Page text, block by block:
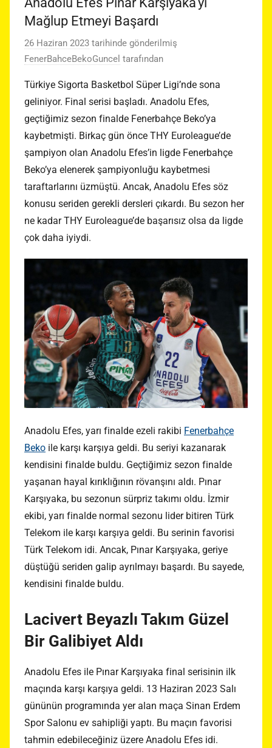
Mağlup Etmeyi Başardı
26 Haziran 2023 tarihinde gönderilmiş
FenerBahceBekoGuncel tarafından
Türkiye Sigorta Basketbol Süper Ligi’nde sona
geliniyor. Final serisi başladı. Anadolu Efes,
geçtiğimiz sezon finalde Fenerbahçe Beko’ya
kaybetmişti. Birkaç gün önce THY Euroleague’de
şampiyon olan Anadolu Efes’in ligde Fenerbahçe
Beko’ya elenerek şampiyonluğu kaybetmesi
taraftarlarını üzmüştü. Ancak, Anadolu Efes söz
konusu seriden gerekli dersleri çıkardı. Bu sezon her
ne kadar THY Euroleague’de başarısız olsa da ligde
çok daha iyiydi.
Anadolu Efes, yarı finalde ezeli rakibi Fenerbahçe
Beko ile karşı karşıya geldi. Bu seriyi kazanarak
kendisini finalde buldu. Geçtiğimiz sezon finalde
yaşanan hayal kırıklığının rövanşını aldı. Pınar
Karşıyaka, bu sezonun sürpriz takımı oldu. İzmir
ekibi, yarı finalde normal sezonu lider bitiren Türk
Telekom ile karşı karşıya geldi. Bu serinin favorisi
Türk Telekom idi. Ancak, Pınar Karşıyaka, geriye
düştüğü seriden galip ayrılmayı başardı. Bu sayede,
kendisini finalde buldu.
Lacivert Beyazlı Takım Güzel
Bir Galibiyet Aldı
Anadolu Efes ile Pınar Karşıyaka final serisinin ilk
maçında karşı karşıya geldi. 13 Haziran 2023 Salı
gününün programında yer alan maça Sinan Erdem
Spor Salonu ev sahipliği yaptı. Bu maçın favorisi
tahmin edebileceğiniz üzere Anadolu Efes idi.